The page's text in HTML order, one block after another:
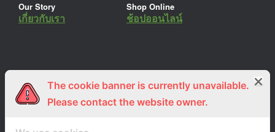
Our Story
เกี่ยวกับเรา
Shop Online
ช้อปออนไลน์
ร่วมงานกับเรา
สมัครงาน
Lemon Farm Cafe
ร้านอาหารอินทรีย์
The cookie banner is currently unavailable.
Please contact the website owner.